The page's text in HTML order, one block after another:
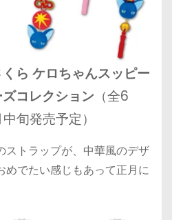
ら ケロちゃんスッピー
コレクション （全6
旬発売予定）
ストラップが、中華風のデザ
めでたい感じもあって正月に